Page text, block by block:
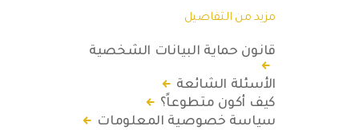
مزيد من التفاصيل
قانون حماية البيانات الشخصية
الأسئلة الشائعة
كيف أكون متطوعاً؟
سياسة خصوصية المعلومات